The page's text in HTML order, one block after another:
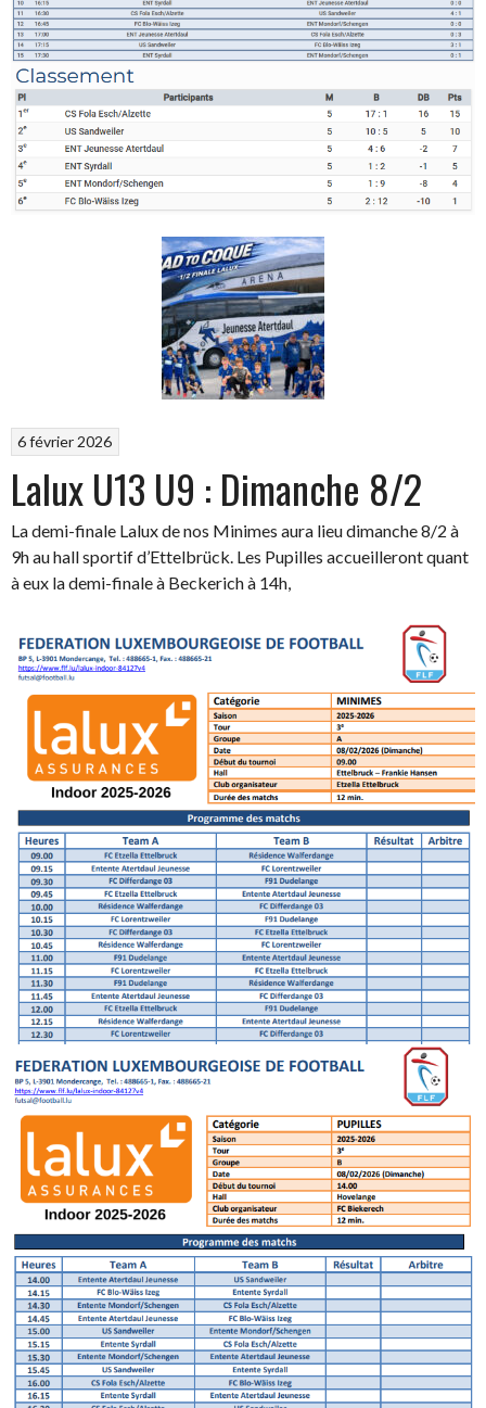
6 février 2026
Lalux U13 U9 : Dimanche 8/2
La demi-finale Lalux de nos Minimes aura lieu dimanche 8/2 à
9h au hall sportif d’Ettelbrück. Les Pupilles accueilleront quant
à eux la demi-finale à Beckerich à 14h,